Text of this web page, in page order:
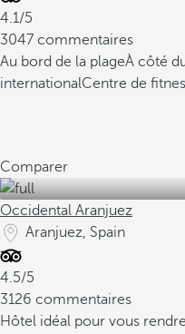
4.1/5
3047 commentaires
Au bord de la plageÀ côté
internationalCentre de
Comparer
Occidental Aranjuez
Aranjuez, Spain
4.5/5
3126 commentaires
Hôtel idéal pour vous